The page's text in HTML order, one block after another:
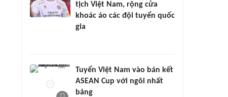
tịch Việt Nam, rộng cửa
khoác áo các đội tuyển quốc
gia
Tuyển Việt Nam vào bán kết
ASEAN Cup với ngôi nhất
bảng